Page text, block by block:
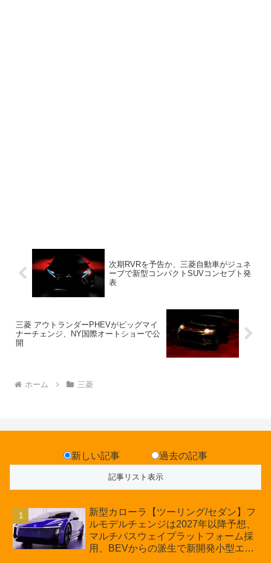
次期RVRを予告か、三菱自動車がジュネ
ーブで新型コンパクトSUVコンセプト発
表
三菱 アウトランダーPHEVがビッグマイ
ナーチェンジ、NY国際オートショーで公
開
ホーム 三菱
新しい記事 過去の記事
新型カローラ【ツーリング/セダン】フ
ルモデルチェンジは2027年以降予想、
マルチパスウェイプラットフォーム採
用、BEVからの派生で新開発小型エン